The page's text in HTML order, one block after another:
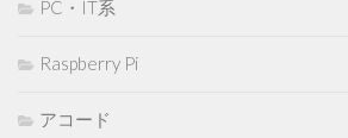
PC・IT系
Raspberry Pi
アコード